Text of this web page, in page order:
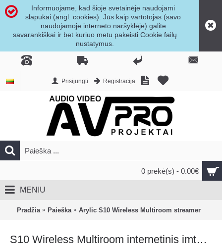
Informuojame, kad šioje svetainėje naudojami
slapukai (angl. cookies). Jūs kaip vartotojas (savo
naudojamoje interneto naršyklėje) galite
savarankiškai ir bet kuriuo metu pakeisti Cookie failų
nustatymus.
Prisijungti Registracija
0 prekė(s) - 0.00€
MENIU
Pradžia Paieška Arylic S10 Wireless Multiroom streamer
S10 Wireless Multiroom internetinis imtuvas